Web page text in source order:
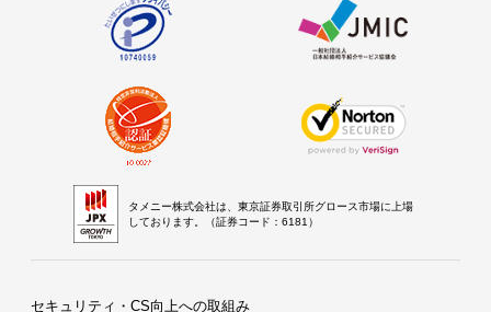
タメニー株式会社は、東京証券取引所グロース市場に上場
しております。（証券コード：6181）
セキュリティ・CS向上への取組み